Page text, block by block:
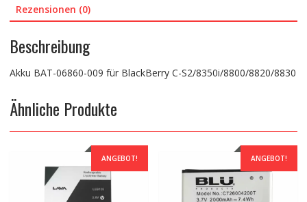
Rezensionen (0)
Beschreibung
Akku BAT-06860-009 für BlackBerry C-S2/8350i/8800/8820/8830
Ähnliche Produkte
ANGEBOT! ANGEBOT!